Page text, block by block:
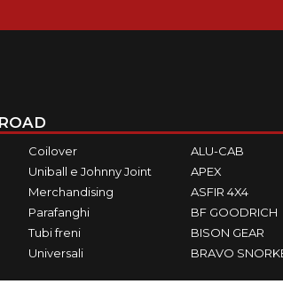
Coilover
Uniball e Johnny Joint
Merchandising
Parafanghi
Tubi freni
Universali
ALU-CAB
APEX
ASFIR 4X4
BF GOODRICH
BISON GEAR
BRAVO